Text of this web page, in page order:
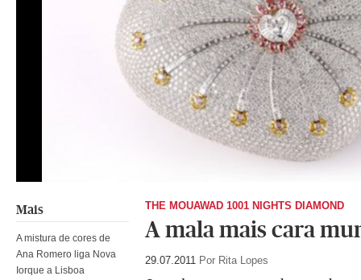
THE MOUAWAD 1001 NIGHTS DIAMOND
A mala mais cara
29.07.2011 Por Rita Lopes
Mais
A mistura de cores de
Ana Romero liga Nova
Iorque a Lisboa